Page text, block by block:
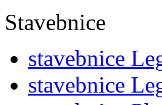
Stavebnice
stavebnice
stavebnice